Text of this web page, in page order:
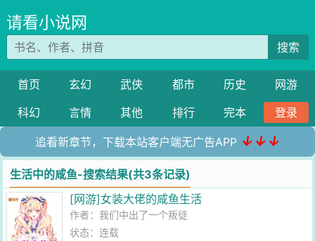
请看小说网
搜索
首页 玄幻 武侠 都市 历史
网游
科幻
言情 其他 排行 完本 登录
追看新章节，下载本站客户端无广告APP ↓↓↓
生活中的咸鱼-搜索结果(共3条记录)
[网游]女装大佬的咸鱼生活
作者：我们中出了一个叛徒
状态：连载